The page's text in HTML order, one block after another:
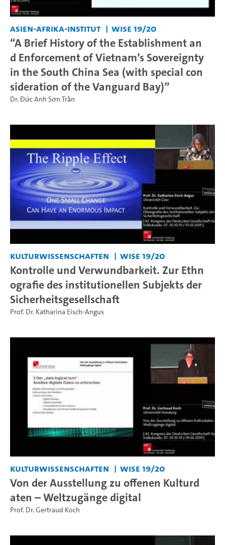
Asien-Afrika-Institut WiSe 19/20
“A Brief History of the Establishment an
d Enforcement of Vietnam’s Sovereignty
in the South China Sea (with special con
sideration of the Vanguard Bay)”
Dr. Đức Anh Sơn Trần
Kulturwissenschaften WiSe 19/20
Kontrolle und Verwundbarkeit. Zur Ethn
ografie des institutionellen Subjekts der
Sicherheitsgesellschaft
Prof. Dr. Katharina Eisch-Angus
Kulturwissenschaften WiSe 19/20
Von der Ausstellung zu offenen Kulturd
aten – Weltzugänge digital
Prof. Dr. Gertraud Koch